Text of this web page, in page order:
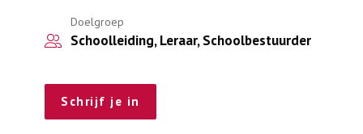
Doelgroep
Schoolleiding, Leraar, Schoolbestuurder
Schrijf je in